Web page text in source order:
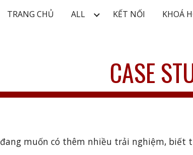
Skip to main
TRANG CHỦ ALL KẾT NỐI KHOÁ
CASE
muốn có thêm nhiều trải nghiệm,